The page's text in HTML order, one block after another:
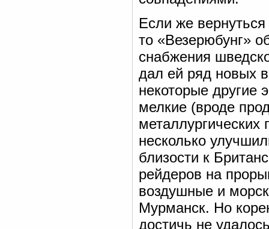
Если же
то «Везерюбунг»
снабжения
дал ей ряд новых
некоторые другие
мелкие (вроде
несколько
близости к
рейдеров на
воздушные и
Мурманск. Но
достичь не